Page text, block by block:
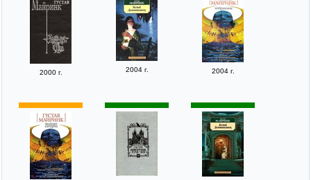
2000 г. 2004 г. 2004 г.